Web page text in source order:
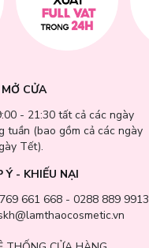
CỬA
- 21:30 tất cả các ngày
tuần (bao gồm cả các ngày
Tết).
Ý - KHIẾU NẠI
661 668 - 0288 889 9913